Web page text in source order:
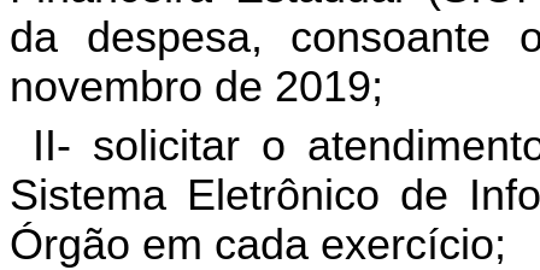
da despesa, consoante
novembro de 2019;
II- solicitar o
Sistema Eletrônico de
Órgão em cada exercício;